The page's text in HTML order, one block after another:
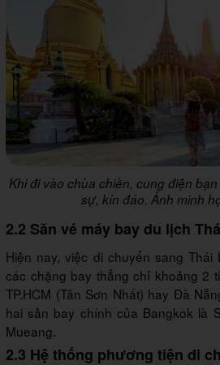
Khi đi vào chùa chiền, cung điện
sự, kín đáo. Ảnh minh
2.2 Săn vé máy bay du lịch
Hiện nay, việc di chuyển sang
các chặng bay thẳng chỉ khoảng 2
TP.HCM (Tân Sơn Nhất) hay Đà
hai sân bay chính của Bangkok là
Mueang.
2.3 Hệ thống phương tiện di